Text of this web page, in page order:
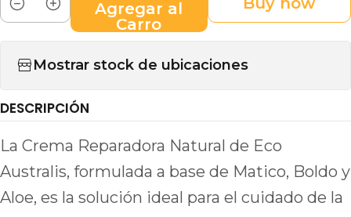
Cantidad
Agregar al
Carro
Mostrar stock de ubicaciones
DESCRIPCIÓN
La Crema Reparadora Natural de Eco
Australis, formulada a base de Matico, Boldo y
Aloe, es la solución ideal para el cuidado de la